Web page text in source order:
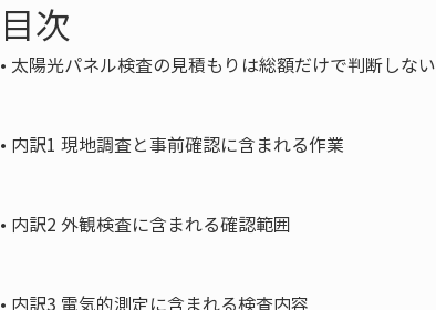
目次
• 太陽光パネル検査の見積もりは総額だけで判断しない
• 内訳1 現地調査と事前確認に含まれる作業
• 内訳2 外観検査に含まれる確認範囲
• 内訳3 電気的測定に含まれる検査内容